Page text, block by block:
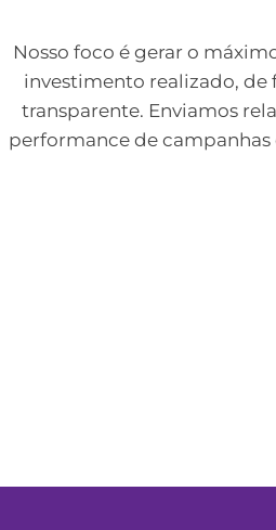
Nosso foco é gerar o
investimento realizado,
transparente. Enviamos
performance de campanhas